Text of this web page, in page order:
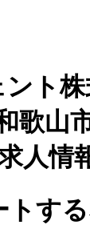
ト
歌山
人情
トす